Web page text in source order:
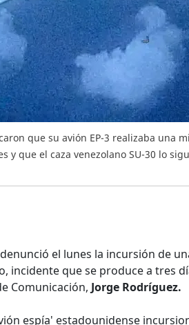
que su avión EP-3 realizaba una
que el caza venezolano SU-30 lo
el lunes la incursión de
incidente que se produce a tres
Comunicación, Jorge Rodríguez.
espía' estadounidense